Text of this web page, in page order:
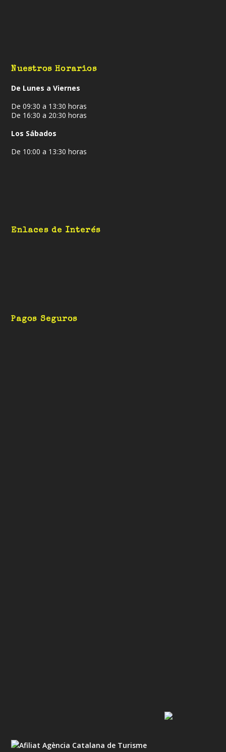
Nuestros Horarios
De Lunes a Viernes
De 09:30 a 13:30 horas
De 16:30 a 20:30 horas
Los Sábados
De 10:00 a 13:30 horas
Enlaces de Interés
Pagos Seguros